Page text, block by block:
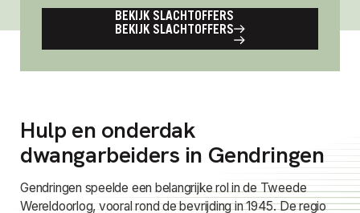
BEKIJK SLACHTOFFERS
BEKIJK SLACHTOFFERS
Hulp en onderdak
dwangarbeiders in Gendringen
Gendringen speelde een belangrijke rol in de Tweede
Wereldoorlog, vooral rond de bevrijding in 1945. De regio